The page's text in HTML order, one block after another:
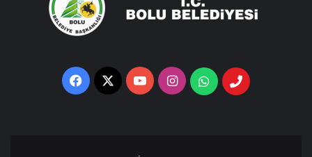
Facebook
X YouTubeInstagramWhatsappTelefon